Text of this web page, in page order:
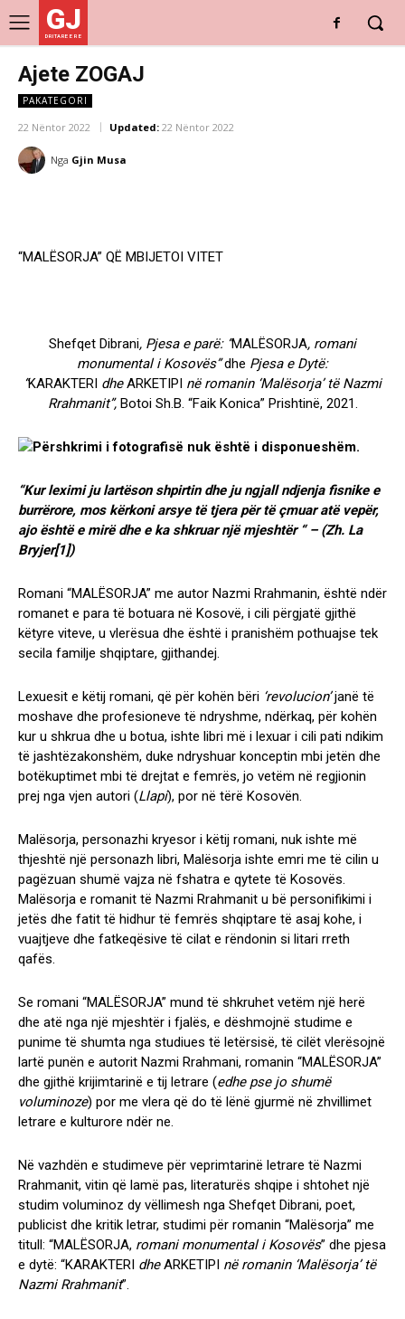
GJ
DRITARE E RE
Ajete ZOGAJ
PAKATEGORI
22 Nëntor 2022 Updated: 22 Nëntor 2022
Nga Gjin Musa
“MALËSORJA” QË MBIJETOI VITET
Shefqet Dibrani, Pjesa e parë: “MALËSORJA, romani
monumental i Kosovës”dhe Pjesa e Dytë:
“KARAKTERI dheARKETIPI në romanin ‘Malësorja’ të Nazmi
Rrahmanit”, Botoi Sh.B. “Faik Konica” Prishtinë, 2021.
“Kur leximi ju lartëson shpirtin dhe ju ngjall ndjenja fisnike e
burrërore, mos kërkoni arsye të tjera për të çmuar atë vepër,
ajo është e mirë dhe e ka shkruar një mjeshtër “ – (Zh. La
Bryjer[1])
Romani “MALËSORJA” me autor Nazmi Rrahmanin, është ndër
romanet e para të botuara në Kosovë, i cili përgjatë gjithë
këtyre viteve, u vlerësua dhe është i pranishëm pothuajse tek
secila familje shqiptare, gjithandej.
Lexuesit e këtij romani, që për kohën bëri ‘revolucion’janë të
moshave dhe profesioneve të ndryshme, ndërkaq, për kohën
kur u shkrua dhe u botua, ishte libri më i lexuar i cili pati ndikim
të jashtëzakonshëm, duke ndryshuar konceptin mbi jetën dhe
botëkuptimet mbi të drejtat e femrës, jo vetëm në regjionin
prej nga vjen autori (Llapi), por në tërë Kosovën.
Malësorja, personazhi kryesor i këtij romani, nuk ishte më
thjeshtë një personazh libri, Malësorja ishte emri me të cilin u
pagëzuan shumë vajza në fshatra e qytete të Kosovës.
Malësorja e romanit të Nazmi Rrahmanit u bë personifikimi i
jetës dhe fatit të hidhur të femrës shqiptare të asaj kohe, i
vuajtjeve dhe fatkeqësive të cilat e rëndonin si litari rreth
qafës.
Se romani “MALËSORJA” mund të shkruhet vetëm një herë
dhe atë nga një mjeshtër i fjalës, e dëshmojnë studime e
punime të shumta nga studiues të letërsisë, të cilët vlerësojnë
lartë punën e autorit Nazmi Rrahmani, romanin “MALËSORJA”
dhe gjithë krijimtarinë e tij letrare (edhe pse jo shumë
voluminoze) por me vlera që do të lënë gjurmë në zhvillimet
letrare e kulturore ndër ne.
Në vazhdën e studimeve për veprimtarinë letrare të Nazmi
Rrahmanit, vitin që lamë pas, literaturës shqipe i shtohet një
studim voluminoz dy vëllimesh nga Shefqet Dibrani, poet,
publicist dhe kritik letrar, studimi për romanin “Malësorja” me
titull: “MALËSORJA, romani monumental i Kosovës” dhe pjesa
e dytë: “KARAKTERI dheARKETIPI në romanin ‘Malësorja’ të
Nazmi Rrahmanit”.